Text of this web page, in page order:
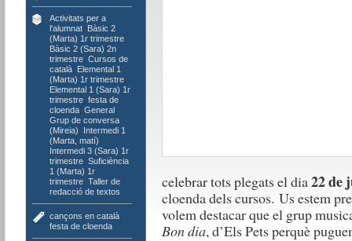
Activitats per a
l'alumnat, Bàsic 2
(Marta) 1r trimestre,
Bàsic 2 (Sara) 2n
trimestre, Cursos de
català, Elemental 1
(Marta) 1r trimestre,
Elemental 1 (Sara) 1r
trimestre, festa de
cloenda, General,
Grup de conversa
(Mireia)
Intermedi 1
(Marta, matí)
Intermedi 3 (Sara) 1r
trimestre, Suficiència
1 (Marta) 1r
trimestre, Taller de
redacció de textos
cançons en català,
festa de cloenda
celebrar tots plegats el dia22 de
cloenda dels cursos. Us estem
volem destacar que el grup
Bon dia, d’Els Pets perquè